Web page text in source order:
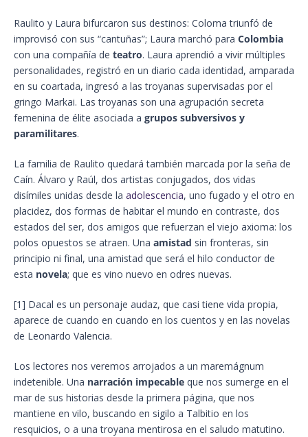
Raulito y Laura bifurcaron sus destinos: Coloma triunfó de
improvisó con sus “cantuñas”; Laura marchó para Colombia
con una compañía de teatro. Laura aprendió a vivir múltiples
personalidades, registró en un diario cada identidad, amparada
en su coartada, ingresó a las troyanas supervisadas por el
gringo Markai. Las troyanas son una agrupación secreta
femenina de élite asociada a grupos subversivos y
paramilitares.
La familia de Raulito quedará también marcada por la seña de
Caín. Álvaro y Raúl, dos artistas conjugados, dos vidas
disímiles unidas desde la adolescencia, uno fugado y el otro en
placidez, dos formas de habitar el mundo en contraste, dos
estados del ser, dos amigos que refuerzan el viejo axioma: los
polos opuestos se atraen. Una amistad sin fronteras, sin
principio ni final, una amistad que será el hilo conductor de
esta novela; que es vino nuevo en odres nuevas.
[1] Dacal es un personaje audaz, que casi tiene vida propia,
aparece de cuando en cuando en los cuentos y en las novelas
de Leonardo Valencia.
Los lectores nos veremos arrojados a un maremágnum
indetenible. Una narración impecable que nos sumerge en el
mar de sus historias desde la primera página, que nos
mantiene en vilo, buscando en sigilo a Talbitio en los
resquicios, o a una troyana mentirosa en el saludo matutino.